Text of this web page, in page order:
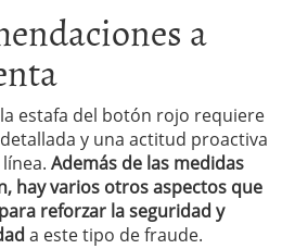
a
estafa del botón rojo requiere
y una actitud proactiva
Además de las medidas
hay varios otros aspectos que
reforzar la seguridad y
a este tipo de fraude.